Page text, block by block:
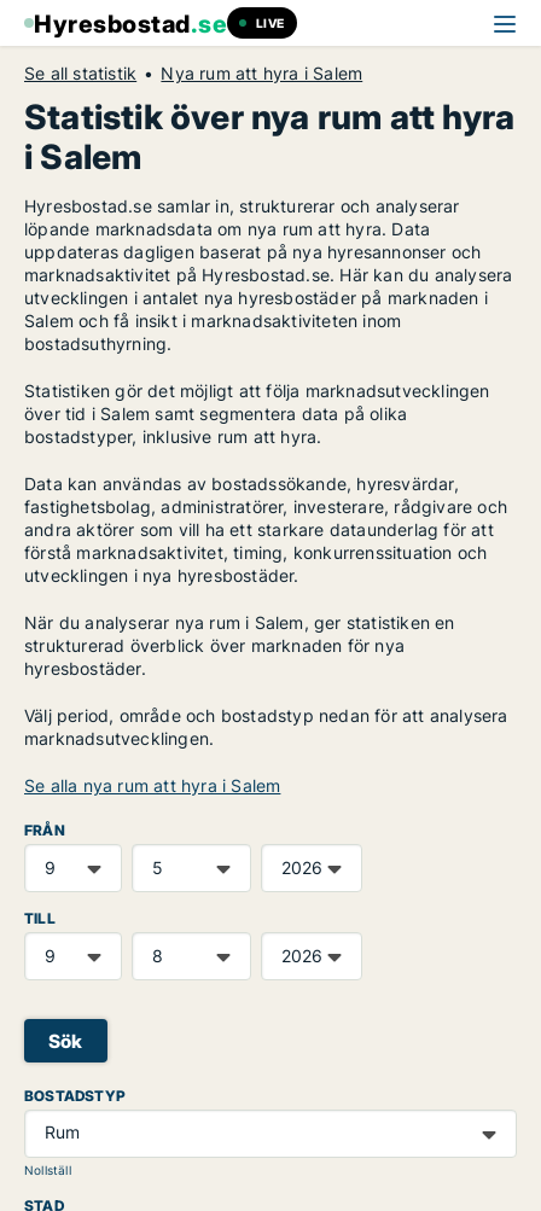
Hyresbostad.se LIVE
Se all statistik Nya rum att hyra i Salem
Statistik över nya rum att hyra
i Salem
Hyresbostad.se samlar in, strukturerar och analyserar
löpande marknadsdata om nya rum att hyra. Data
uppdateras dagligen baserat på nya hyresannonser och
marknadsaktivitet på Hyresbostad.se. Här kan du analysera
utvecklingen i antalet nya hyresbostäder på marknaden i
Salem och få insikt i marknadsaktiviteten inom
bostadsuthyrning.
Statistiken gör det möjligt att följa marknadsutvecklingen
över tid i Salem samt segmentera data på olika
bostadstyper, inklusive rum att hyra.
Data kan användas av bostadssökande, hyresvärdar,
fastighetsbolag, administratörer, investerare, rådgivare och
andra aktörer som vill ha ett starkare dataunderlag för att
förstå marknadsaktivitet, timing, konkurrenssituation och
utvecklingen i nya hyresbostäder.
När du analyserar nya rum i Salem, ger statistiken en
strukturerad överblick över marknaden för nya
hyresbostäder.
Välj period, område och bostadstyp nedan för att analysera
marknadsutvecklingen.
Se alla nya rum att hyra i Salem
FRÅN
TILL
Sök
BOSTADSTYP
Rum
Nollställ
STAD